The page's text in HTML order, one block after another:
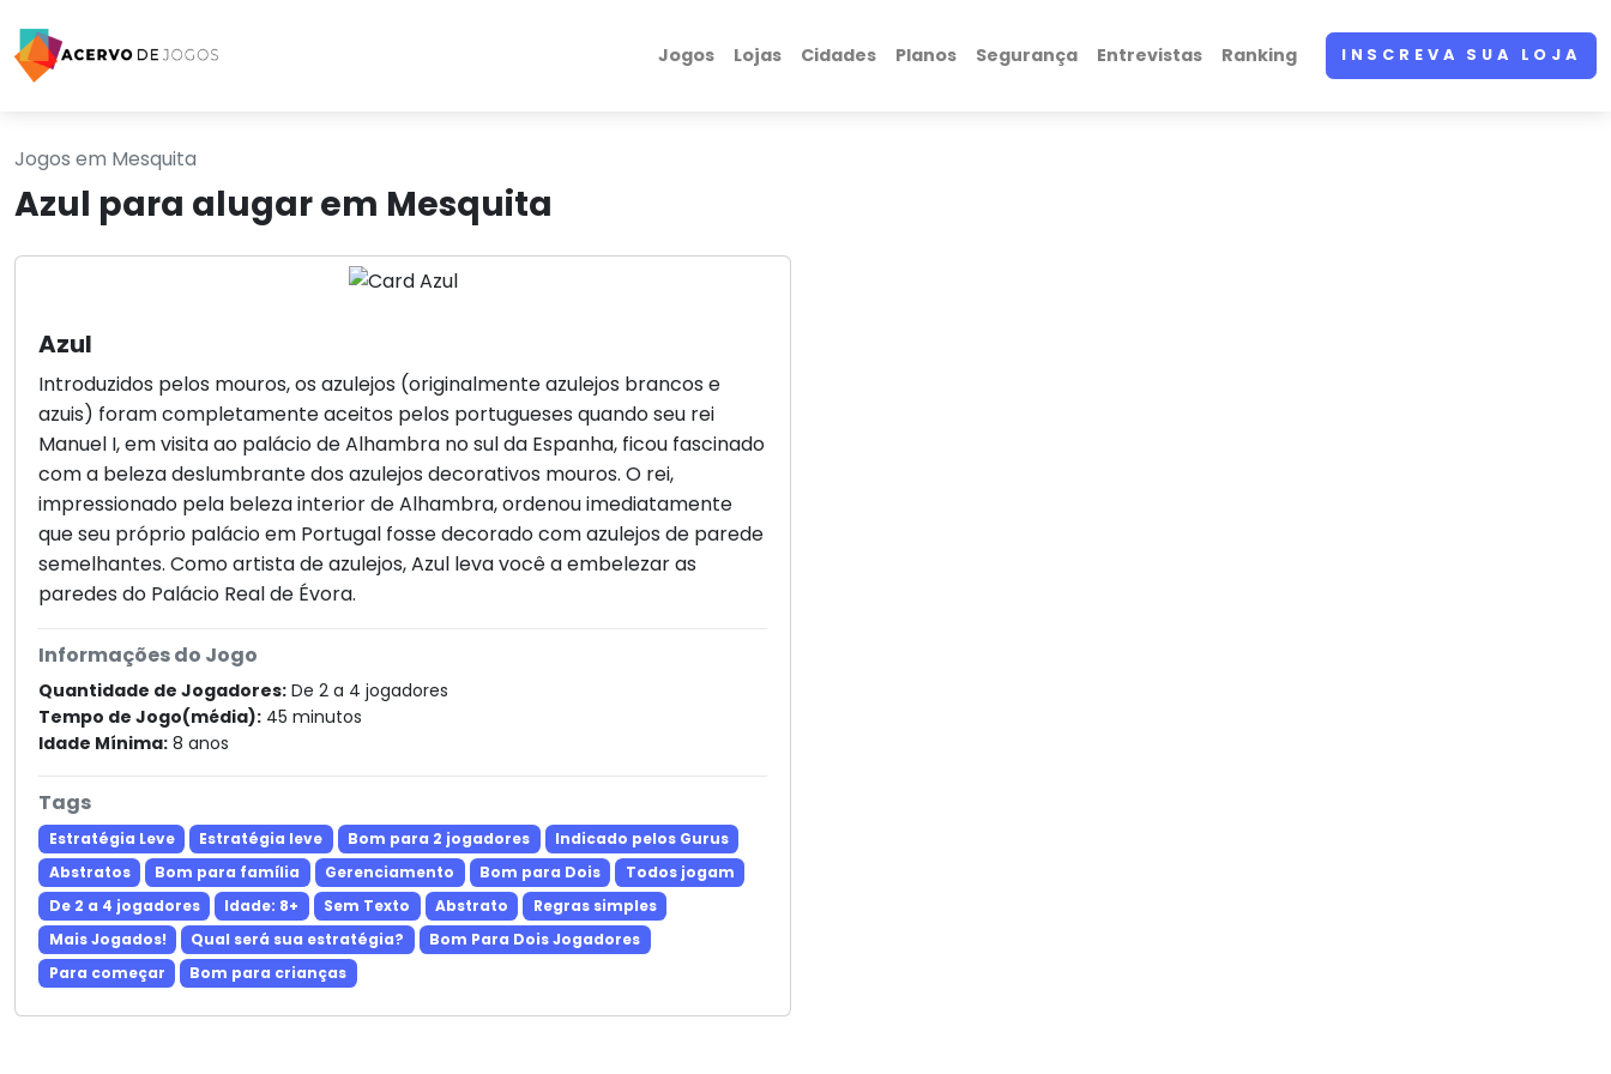
Jogos Lojas Cidades Planos Segurança Entrevistas Ranking INSCREVA SUA LOJA
Jogos em Mesquita
Azul para alugar em Mesquita
Azul
Introduzidos pelos mouros, os azulejos (originalmente azulejos brancos e
azuis) foram completamente aceitos pelos portugueses quando seu rei
Manuel I, em visita ao palácio de Alhambra no sul da Espanha, ficou fascinado
com a beleza deslumbrante dos azulejos decorativos mouros. O rei,
impressionado pela beleza interior de Alhambra, ordenou imediatamente
que seu próprio palácio em Portugal fosse decorado com azulejos de parede
semelhantes. Como artista de azulejos, Azul leva você a embelezar as
paredes do Palácio Real de Évora.
Informações do Jogo
Quantidade de Jogadores: De 2 a 4 jogadores
Tempo de Jogo(média): 45 minutos
Idade Mínima: 8 anos
Tags
Estratégia Leve Estratégia leve Bom para 2 jogadores
Indicado pelos Gurus
Abstratos
Bom para família Gerenciamento Bom para Dois
Todos jogam
De 2 a 4 jogadores
Idade: 8+ Sem Texto Abstrato
Regras simples
Mais Jogados!
Qual será sua estratégia?
Bom Para Dois Jogadores
Para começar
Bom para crianças